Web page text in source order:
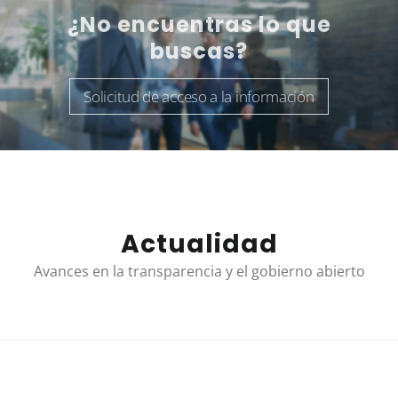
¿No encuentras lo que
buscas?
Solicitud de acceso a la información
Actualidad
Avances en la transparencia y el gobierno abierto